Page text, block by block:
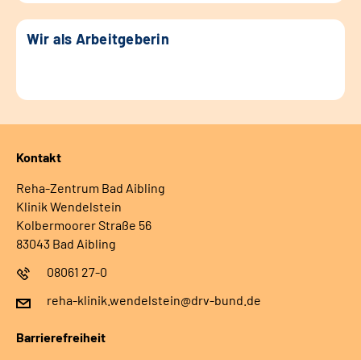
Wir als Arbeitgeberin
Kontakt
Reha-Zentrum Bad Aibling
Klinik Wendelstein
Kolbermoorer Straße 56
83043 Bad Aibling
08061 27-0
reha-klinik.wendelstein@drv-bund.de
Barrierefreiheit